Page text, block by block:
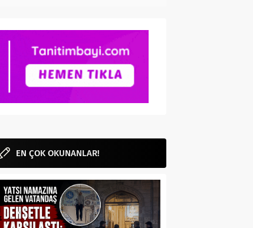
EN ÇOK OKUNANLAR!